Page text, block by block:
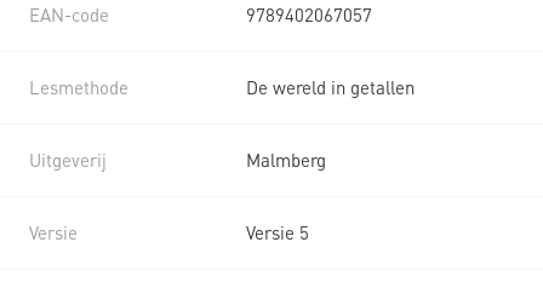
EAN-code 9789402067057
Lesmethode De wereld in getallen
Uitgeverij Malmberg
Versie Versie 5